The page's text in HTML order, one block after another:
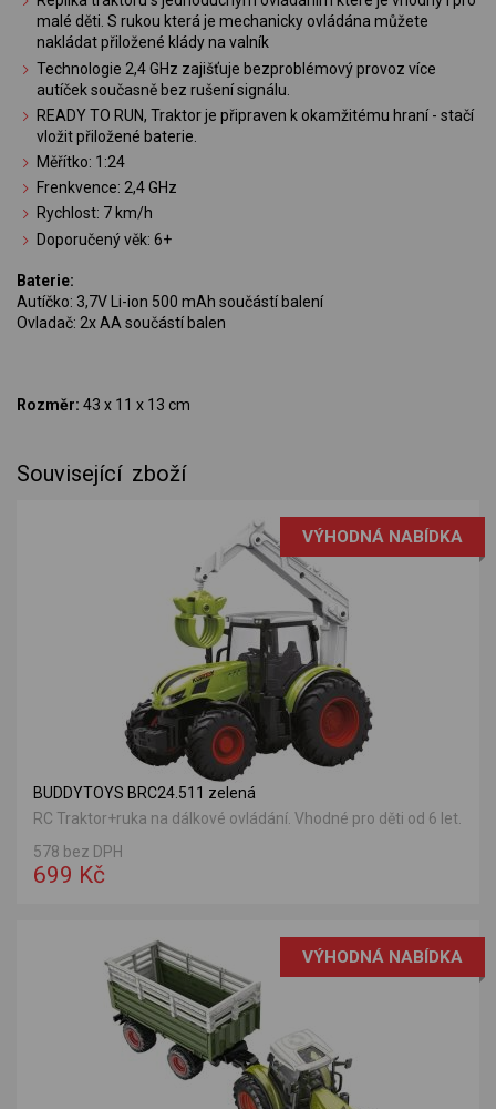
malé děti. S rukou která je mechanicky ovládána můžete
nakládat přiložené klády na valník
Technologie 2,4 GHz zajišťuje bezproblémový provoz více
autíček současně bez rušení signálu.
READY TO RUN, Traktor je připraven k okamžitému hraní - stačí
vložit přiložené baterie.
Měřítko: 1:24
Frenkvence: 2,4 GHz
Rychlost: 7 km/h
Doporučený věk: 6+
Baterie:
Autíčko: 3,7V Li-ion 500 mAh součástí balení
Ovladač: 2x AA součástí balen
Rozměr: 43 x 11 x 13 cm
Související zboží
VÝHODNÁ NABÍDKA
BUDDYTOYS BRC24.511 zelená
RC Traktor+ruka na dálkové ovládání. Vhodné pro děti od 6 let.
578 bez DPH
699 Kč
VÝHODNÁ NABÍDKA